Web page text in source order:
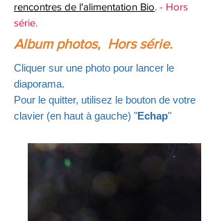
rencontres de l'alimentation Bio. - Hors
série.
Album photos, Hors série.
Cliquer sur une photo pour lancer le
diaporama.
Pour le quitter, utilisez le bouton de votre
clavier (en haut à gauche) "Echap"